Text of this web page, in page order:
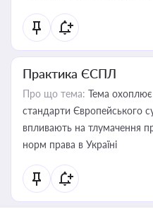
Практика ЄСПЛ
Про що тема: Тема охоплює
стандарти Європейського
впливають на тлумачення
норм права в Україні